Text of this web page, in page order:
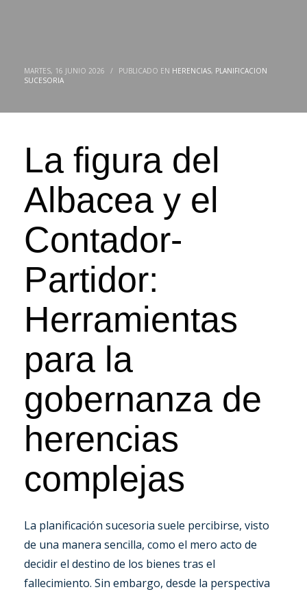
MARTES, 16 JUNIO 2026 / PUBLICADO EN HERENCIAS, PLANIFICACION
SUCESORIA
La figura del
Albacea y el
Contador-
Partidor:
Herramientas
para la
gobernanza de
herencias
complejas
La planificación sucesoria suele percibirse, visto
de una manera sencilla, como el mero acto de
decidir el destino de los bienes tras el
fallecimiento. Sin embargo, desde la perspectiva